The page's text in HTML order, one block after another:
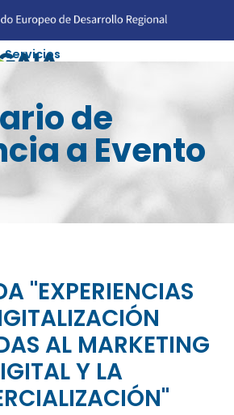
Servicios
Colaboradores
de
a Evento
"EXPERIENCIAS
AL MARKETING
Y LA